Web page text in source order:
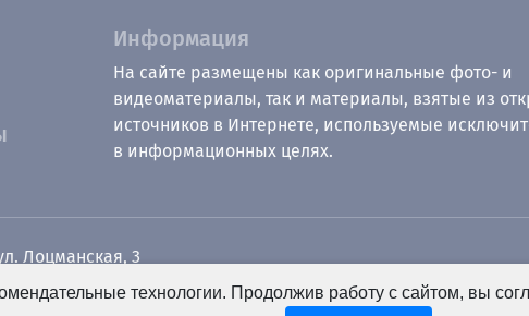
Информация
На сайте размещены как оригинальные фото- и
видеоматериалы, так и материалы, взятые из
источников в Интернете, используемые
в информационных целях.
Лоцманская, 3
дежурныйтехнологии. Продолжив работу с сайтом, вы